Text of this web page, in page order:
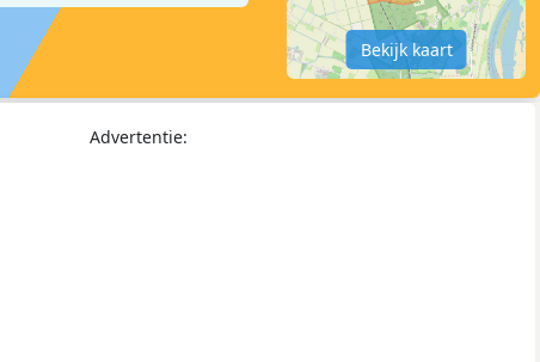
Bekijk kaart
Advertentie: